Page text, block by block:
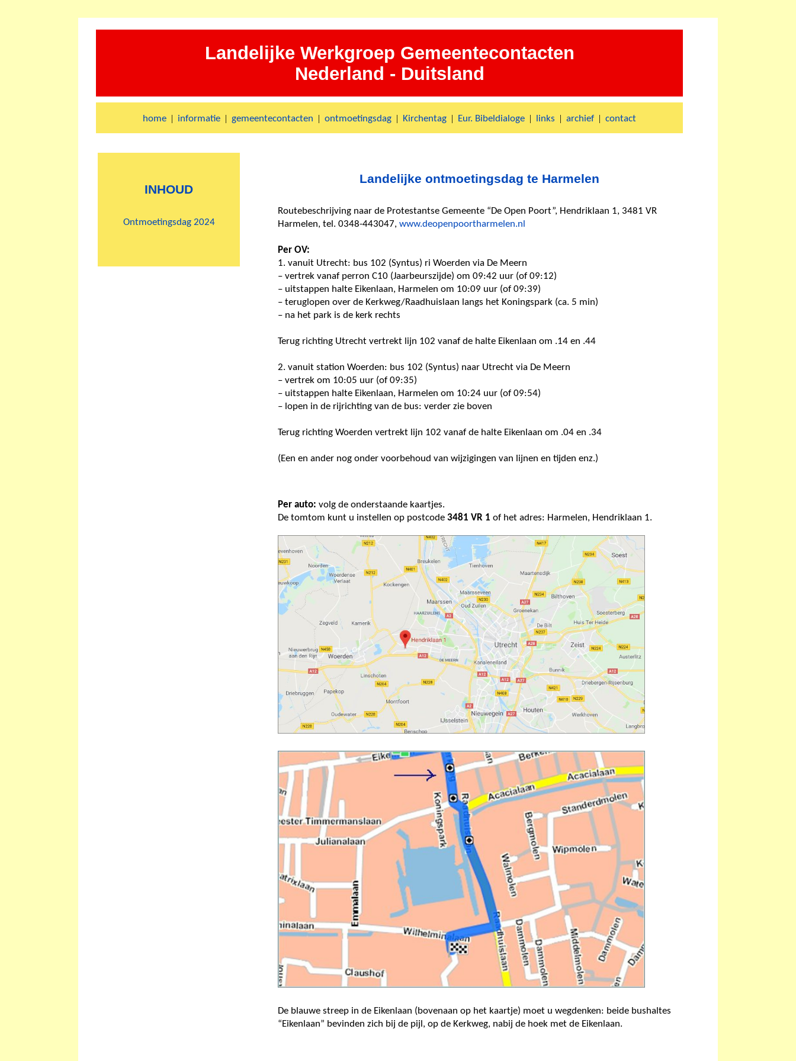
Landelijke Werkgroep Gemeentecontacten
Nederland - Duitsland
home | informatie | gemeentecontacten | ontmoetingsdag | Kirchentag | Eur. Bibeldialoge | links | archief | contact
INHOUD
Ontmoetingsdag 2024
Landelijke ontmoetingsdag te Harmelen
Routebeschrijving naar de Protestantse Gemeente “De Open Poort”, Hendriklaan 1, 3481 VR
Harmelen, tel. 0348-443047, www.deopenpoortharmelen.nl
Per OV:
1. vanuit Utrecht: bus 102 (Syntus) ri Woerden via De Meern
– vertrek vanaf perron C10 (Jaarbeurszijde) om 09:42 uur (of 09:12)
– uitstappen halte Eikenlaan, Harmelen om 10:09 uur (of 09:39)
– teruglopen over de Kerkweg/Raadhuislaan langs het Koningspark (ca. 5 min)
– na het park is de kerk rechts
Terug richting Utrecht vertrekt lijn 102 vanaf de halte Eikenlaan om .14 en .44
2. vanuit station Woerden: bus 102 (Syntus) naar Utrecht via De Meern
– vertrek om 10:05 uur (of 09:35)
– uitstappen halte Eikenlaan, Harmelen om 10:24 uur (of 09:54)
– lopen in de rijrichting van de bus: verder zie boven
Terug richting Woerden vertrekt lijn 102 vanaf de halte Eikenlaan om .04 en .34
(Een en ander nog onder voorbehoud van wijzigingen van lijnen en tijden enz.)
Per auto: volg de onderstaande kaartjes.
De tomtom kunt u instellen op postcode 3481 VR 1 of het adres: Harmelen, Hendriklaan 1.
De blauwe streep in de Eikenlaan (bovenaan op het kaartje) moet u wegdenken: beide bushaltes
“Eikenlaan” bevinden zich bij de pijl, op de Kerkweg, nabij de hoek met de Eikenlaan.